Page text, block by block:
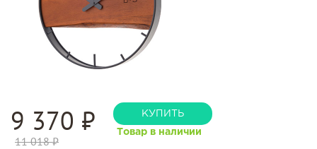
9 370 ₽
11 018 ₽
КУПИТЬ
Товар в наличии